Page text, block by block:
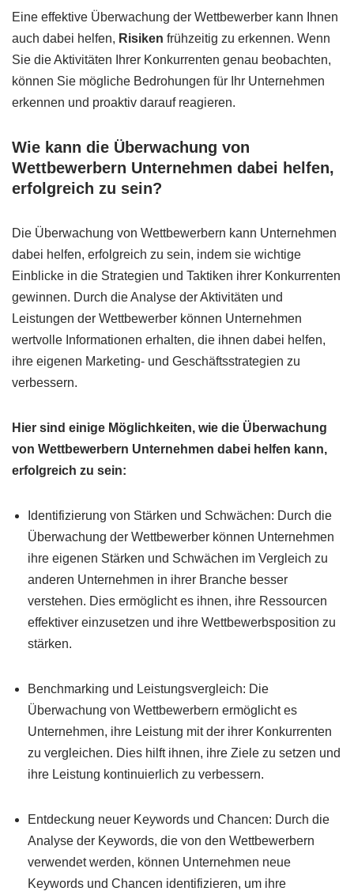
Eine effektive Überwachung der Wettbewerber kann Ihnen
auch dabei helfen, Risiken frühzeitig zu erkennen. Wenn
Sie die Aktivitäten Ihrer Konkurrenten genau beobachten,
können Sie mögliche Bedrohungen für Ihr Unternehmen
erkennen und proaktiv darauf reagieren.
Wie kann die Überwachung von
Wettbewerbern Unternehmen dabei helfen,
erfolgreich zu sein?
Die Überwachung von Wettbewerbern kann Unternehmen
dabei helfen, erfolgreich zu sein, indem sie wichtige
Einblicke in die Strategien und Taktiken ihrer Konkurrenten
gewinnen. Durch die Analyse der Aktivitäten und
Leistungen der Wettbewerber können Unternehmen
wertvolle Informationen erhalten, die ihnen dabei helfen,
ihre eigenen Marketing- und Geschäftsstrategien zu
verbessern.
Hier sind einige Möglichkeiten, wie die Überwachung
von Wettbewerbern Unternehmen dabei helfen kann,
erfolgreich zu sein:
Identifizierung von Stärken und Schwächen: Durch die
Überwachung der Wettbewerber können Unternehmen
ihre eigenen Stärken und Schwächen im Vergleich zu
anderen Unternehmen in ihrer Branche besser
verstehen. Dies ermöglicht es ihnen, ihre Ressourcen
effektiver einzusetzen und ihre Wettbewerbsposition zu
stärken.
Benchmarking und Leistungsvergleich: Die
Überwachung von Wettbewerbern ermöglicht es
Unternehmen, ihre Leistung mit der ihrer Konkurrenten
zu vergleichen. Dies hilft ihnen, ihre Ziele zu setzen und
ihre Leistung kontinuierlich zu verbessern.
Entdeckung neuer Keywords und Chancen: Durch die
Analyse der Keywords, die von den Wettbewerbern
verwendet werden, können Unternehmen neue
Keywords und Chancen identifizieren, um ihre